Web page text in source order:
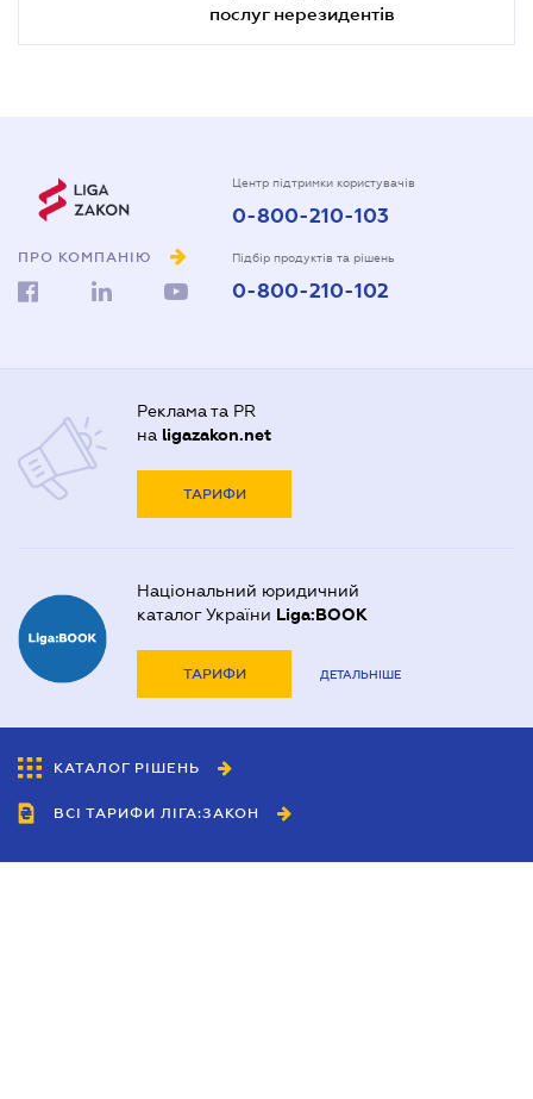
послуг нерезидентів
ПРО КОМПАНІЮ
Центр підтримки користувачів
0-800-210-103
Підбір продуктів та рішень
0-800-210-102
Реклама та PR
на ligazakon.net
ТАРИФИ
Національний юридичний
каталог України Liga:BOOK
ТАРИФИ ДЕТАЛЬНІШЕ
КАТАЛОГ РІШЕНЬ
ВСІ ТАРИФИ ЛІГА:ЗАКОН